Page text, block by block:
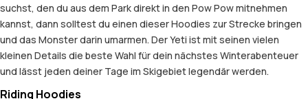
suchst, den du aus dem Park direkt in den Pow Pow mitnehmen
kannst, dann solltest du einen dieser Hoodies zur Strecke bringen
und das Monster darin umarmen. Der Yeti ist mit seinen vielen
kleinen Details die beste Wahl für dein nächstes Winterabenteuer
und lässt jeden deiner Tage im Skigebiet legendär werden.
Riding Hoodies